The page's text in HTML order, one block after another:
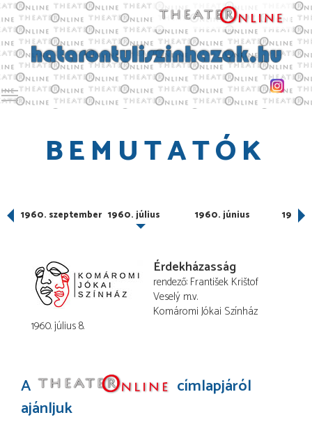
Toggle main menu visibility
BEMUTATÓK
1960. szeptember 1960. július 1960. június 1960.
Érdekházasság
rendező František Krištof
Veselý m.v.
Komáromi Jókai Színház
1960. július 8.
A
címlapjáról
ajánljuk